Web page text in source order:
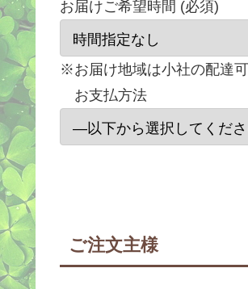
お届けご希望時間 (必須)
※お届け地域は小社の配達
お支払方法
ご注文主様